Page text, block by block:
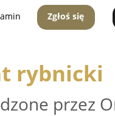
Zgłoś się
rybnicki
przez